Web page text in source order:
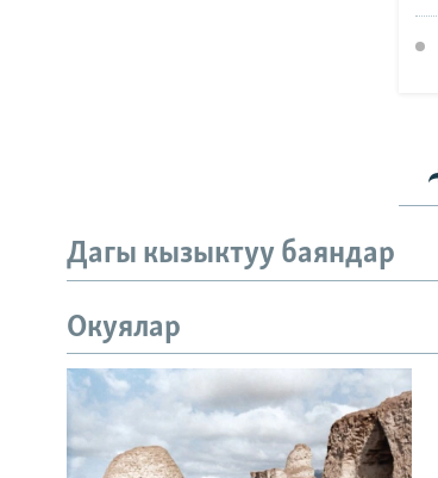
Дагы кызыктуу баяндар
Окуялар